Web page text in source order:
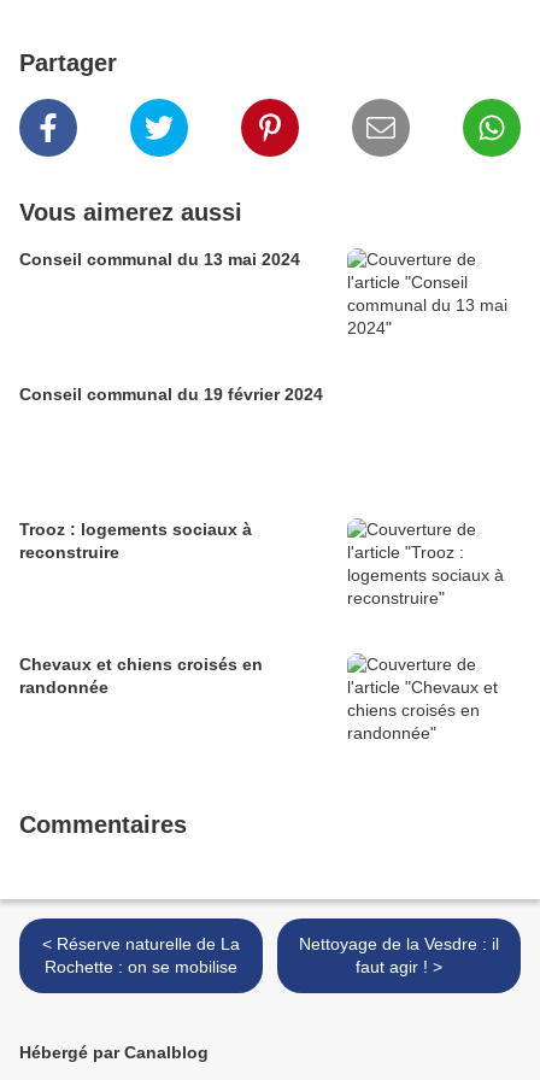
Partager
Vous aimerez aussi
Conseil communal du 13 mai 2024
Conseil communal du 19 février 2024
Trooz : logements sociaux à
reconstruire
Chevaux et chiens croisés en
randonnée
Commentaires
< Réserve naturelle de La
Rochette : on se mobilise
Nettoyage de la Vesdre : il
faut agir ! >
Hébergé par Canalblog